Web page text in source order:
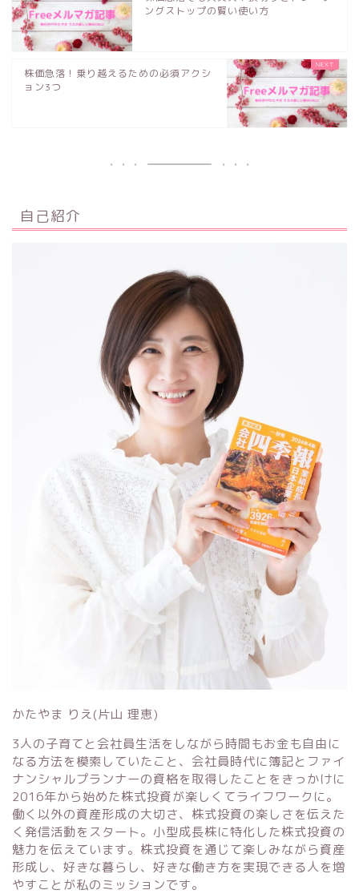
ングストップの賢い使い方
株価急落！乗り越えるための必須アクシ
ョン3つ
自己紹介
かたやま りえ(片山 理恵)
3人の子育てと会社員生活をしながら時間もお金も自由に
なる方法を模索していたこと、会社員時代に簿記とファイ
ナンシャルプランナーの資格を取得したことをきっかけに
2016年から始めた株式投資が楽しくてライフワークに。
働く以外の資産形成の大切さ、株式投資の楽しさを伝えた
く発信活動をスタート。小型成長株に特化した株式投資の
魅力を伝えています。株式投資を通じて楽しみながら資産
形成し、好きな暮らし、好きな働き方を実現できる人を増
やすことが私のミッションです。